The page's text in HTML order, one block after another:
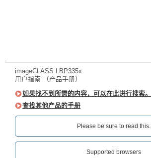
imageCLASS LBP335x
用户指南 （产品手册）
如果找不到所需的内容，可以在此进行搜索。
查找其他产品的手册
Please be sure to read this.‎
Supported browsers